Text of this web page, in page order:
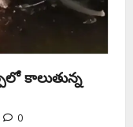
కాలుతున్న
0